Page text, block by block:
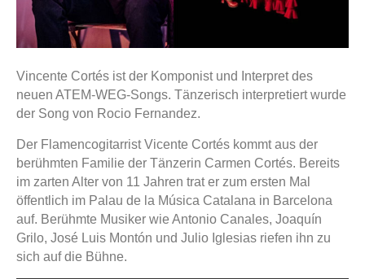
Vincente Cortés ist der Komponist und Interpret des
neuen ATEM-WEG-Songs. Tänzerisch interpretiert wurde
der Song von Rocio Fernandez.
Der Flamencogitarrist Vicente Cortés kommt aus der
berühmten Familie der Tänzerin Carmen Cortés. Bereits
im zarten Alter von 11 Jahren trat er zum ersten Mal
öffentlich im Palau de la Música Catalana in Barcelona
auf. Berühmte Musiker wie Antonio Canales, Joaquín
Grilo, José Luis Montón und Julio Iglesias riefen ihn zu
sich auf die Bühne.